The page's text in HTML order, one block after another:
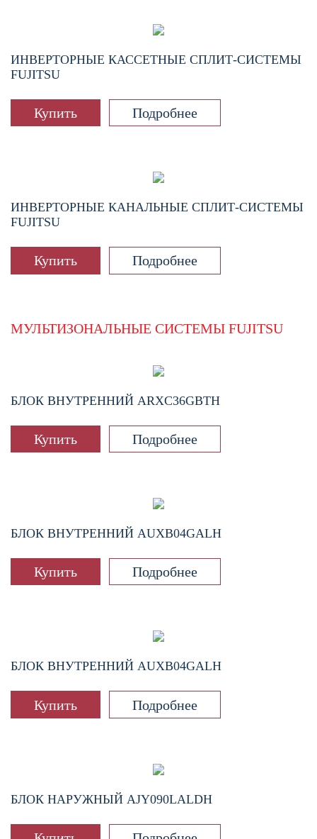
ИНВЕРТОРНЫЕ КАССЕТНЫЕ СПЛИТ-СИСТЕМЫ
FUJITSU
Купить Подробнее
ИНВЕРТОРНЫЕ КАНАЛЬНЫЕ СПЛИТ-СИСТЕМЫ
FUJITSU
Купить Подробнее
МУЛЬТИЗОНАЛЬНЫЕ СИСТЕМЫ FUJITSU
БЛОК ВНУТРЕННИЙ ARXC36GBTH
Купить Подробнее
БЛОК ВНУТРЕННИЙ AUXB04GALH
Купить Подробнее
БЛОК ВНУТРЕННИЙ AUXB04GALH
Купить Подробнее
БЛОК НАРУЖНЫЙ AJY090LALDH